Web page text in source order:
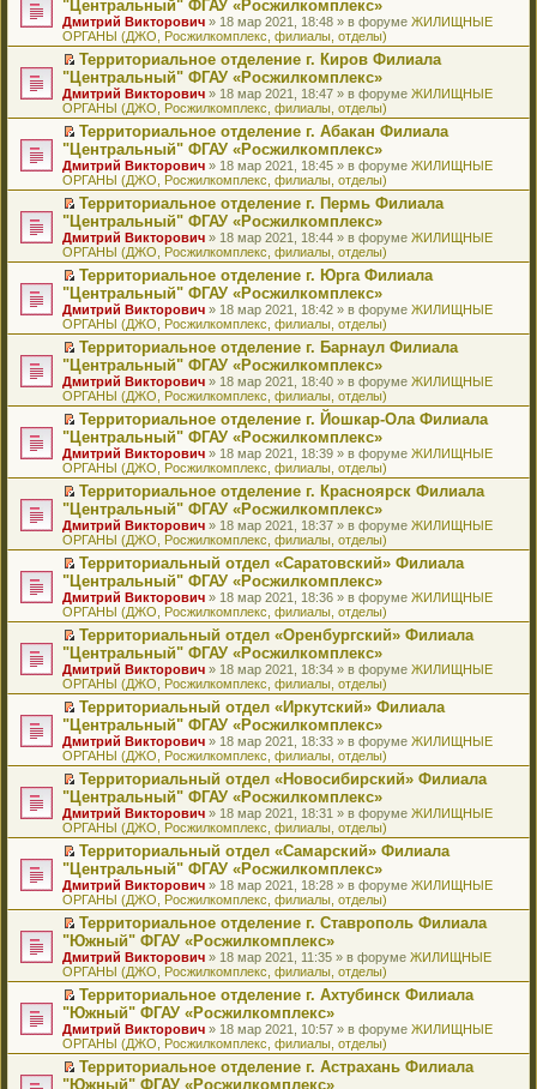
и
ю
щ
е
н
и
ю
у
с
о
о
б
щ
е
н
и
ю
н
н
о
м
с
о
о
б
щ
е
н
и
ю
и
т
а
н
н
о
м
у
с
о
о
б
щ
е
н
и
ю
е
п
р
о
ч
и
т
а
н
н
о
м
у
с
о
о
б
щ
е
н
и
ю
в
о
м
у
н
е
п
р
о
ч
и
т
а
н
н
о
м
у
с
о
о
б
щ
е
н
и
ю
и
к
п
е
р
в
о
м
у
н
е
п
р
о
ч
и
т
а
н
н
о
м
у
с
о
о
б
щ
е
н
и
ю
е
р
е
й
т
и
к
п
е
р
в
о
м
у
н
е
п
р
о
ч
и
т
а
н
н
о
м
у
с
о
о
б
щ
е
н
и
ю
"Центральный" ФГАУ «Росжилкомплекс»
Дмитрий Викторович » 18 мар 2021, 18:48 » в форуме ЖИЛИЩНЫЕ
ОРГАНЫ (ДЖО, Росжилкомплекс, филиалы, отделы)
П
е
р
е
й
т
и
к
п
е
р
в
о
м
у
н
е
п
р
о
ч
и
т
а
н
н
о
м
у
с
о
о
б
щ
е
н
и
ю
Территориальное отделение г. Киров Филиала
"Центральный" ФГАУ «Росжилкомплекс»
Дмитрий Викторович » 18 мар 2021, 18:47 » в форуме ЖИЛИЩНЫЕ
ОРГАНЫ (ДЖО, Росжилкомплекс, филиалы, отделы)
П
е
р
е
й
т
и
к
п
е
р
в
о
м
у
н
е
п
р
о
ч
и
т
а
н
н
о
м
у
с
о
о
б
щ
е
н
и
ю
Территориальное отделение г. Абакан Филиала
"Центральный" ФГАУ «Росжилкомплекс»
Дмитрий Викторович » 18 мар 2021, 18:45 » в форуме ЖИЛИЩНЫЕ
ОРГАНЫ (ДЖО, Росжилкомплекс, филиалы, отделы)
П
е
р
е
й
т
и
к
п
е
р
в
о
м
у
н
е
п
р
о
ч
и
т
а
н
н
о
м
у
с
о
о
б
щ
е
н
и
ю
Территориальное отделение г. Пермь Филиала
"Центральный" ФГАУ «Росжилкомплекс»
Дмитрий Викторович » 18 мар 2021, 18:44 » в форуме ЖИЛИЩНЫЕ
ОРГАНЫ (ДЖО, Росжилкомплекс, филиалы, отделы)
П
е
р
е
й
т
и
к
п
е
р
в
о
м
у
н
е
п
р
о
ч
и
т
а
н
н
о
м
у
с
о
о
б
щ
е
н
и
ю
Территориальное отделение г. Юрга Филиала
"Центральный" ФГАУ «Росжилкомплекс»
Дмитрий Викторович » 18 мар 2021, 18:42 » в форуме ЖИЛИЩНЫЕ
ОРГАНЫ (ДЖО, Росжилкомплекс, филиалы, отделы)
П
е
р
е
й
т
и
к
п
е
р
в
о
м
у
н
е
п
р
о
ч
и
т
а
н
н
о
м
у
с
о
о
б
щ
е
н
и
ю
Территориальное отделение г. Барнаул Филиала
"Центральный" ФГАУ «Росжилкомплекс»
Дмитрий Викторович » 18 мар 2021, 18:40 » в форуме ЖИЛИЩНЫЕ
ОРГАНЫ (ДЖО, Росжилкомплекс, филиалы, отделы)
П
е
р
е
й
т
и
к
п
е
р
в
о
м
у
н
е
п
р
о
ч
и
т
а
н
н
о
м
у
с
о
о
б
щ
е
н
и
ю
Территориальное отделение г. Йошкар-Ола Филиала
"Центральный" ФГАУ «Росжилкомплекс»
Дмитрий Викторович » 18 мар 2021, 18:39 » в форуме ЖИЛИЩНЫЕ
ОРГАНЫ (ДЖО, Росжилкомплекс, филиалы, отделы)
П
е
р
е
й
т
и
к
п
е
р
в
о
м
у
н
е
п
р
о
ч
и
т
а
н
н
о
м
у
с
о
о
б
щ
е
н
и
ю
Территориальное отделение г. Красноярск Филиала
"Центральный" ФГАУ «Росжилкомплекс»
Дмитрий Викторович » 18 мар 2021, 18:37 » в форуме ЖИЛИЩНЫЕ
ОРГАНЫ (ДЖО, Росжилкомплекс, филиалы, отделы)
П
е
р
е
й
т
и
к
п
е
р
в
о
м
у
н
е
п
р
о
ч
и
т
а
н
н
о
м
у
с
о
о
б
щ
е
н
Территориальный отдел «Саратовский» Филиала
"Центральный" ФГАУ «Росжилкомплекс»
Дмитрий Викторович » 18 мар 2021, 18:36 » в форуме ЖИЛИЩНЫЕ
ОРГАНЫ (ДЖО, Росжилкомплекс, филиалы, отделы)
П
е
р
е
й
т
и
к
п
е
р
в
о
м
у
н
е
п
р
о
ч
и
т
а
н
н
о
м
у
с
о
Территориальный отдел «Оренбургский» Филиала
"Центральный" ФГАУ «Росжилкомплекс»
Дмитрий Викторович » 18 мар 2021, 18:34 » в форуме ЖИЛИЩНЫЕ
ОРГАНЫ (ДЖО, Росжилкомплекс, филиалы, отделы)
П
е
р
е
й
т
и
к
п
е
р
в
о
м
у
н
е
п
р
о
ч
и
т
а
н
н
Территориальный отдел «Иркутский» Филиала
"Центральный" ФГАУ «Росжилкомплекс»
Дмитрий Викторович » 18 мар 2021, 18:33 » в форуме ЖИЛИЩНЫЕ
ОРГАНЫ (ДЖО, Росжилкомплекс, филиалы, отделы)
П
е
р
е
й
т
и
к
п
е
р
в
о
м
у
н
е
п
р
о
ч
Территориальный отдел «Новосибирский» Филиала
"Центральный" ФГАУ «Росжилкомплекс»
Дмитрий Викторович » 18 мар 2021, 18:31 » в форуме ЖИЛИЩНЫЕ
ОРГАНЫ (ДЖО, Росжилкомплекс, филиалы, отделы)
П
е
р
е
й
т
и
к
п
е
р
в
о
м
у
н
Территориальный отдел «Самарский» Филиала
"Центральный" ФГАУ «Росжилкомплекс»
Дмитрий Викторович » 18 мар 2021, 18:28 » в форуме ЖИЛИЩНЫЕ
ОРГАНЫ (ДЖО, Росжилкомплекс, филиалы, отделы)
П
е
р
е
й
т
и
к
п
е
р
Территориальное отделение г. Ставрополь Филиала
"Южный" ФГАУ «Росжилкомплекс»
Дмитрий Викторович » 18 мар 2021, 11:35 » в форуме ЖИЛИЩНЫЕ
ОРГАНЫ (ДЖО, Росжилкомплекс, филиалы, отделы)
П
е
р
е
й
т
Территориальное отделение г. Ахтубинск Филиала
"Южный" ФГАУ «Росжилкомплекс»
Дмитрий Викторович » 18 мар 2021, 10:57 » в форуме ЖИЛИЩНЫЕ
ОРГАНЫ (ДЖО, Росжилкомплекс, филиалы, отделы)
П
Территориальное отделение г. Астрахань Филиала
"Южный" ФГАУ «Росжилкомплекс»